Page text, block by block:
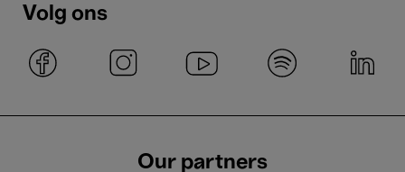
Volg ons
Our partners